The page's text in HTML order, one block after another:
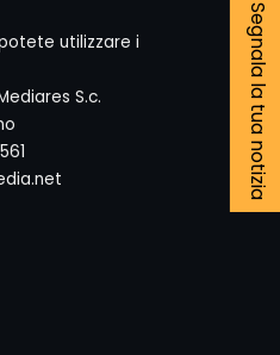
Segnala la tua notizia
utilizzare i
S.c.